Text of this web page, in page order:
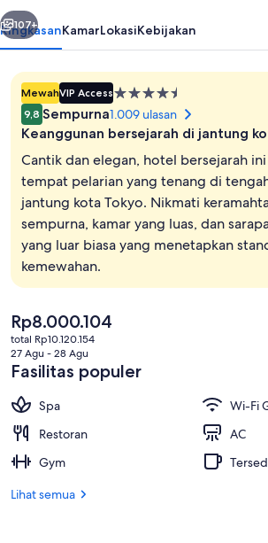
Spa
Berikutnya
107+
RingkasanKamarLokasiKebijakan
MewahVIP AccessProperti
bintang
4.5
9,8 Sempurna1.009 ulasan
Keanggunan bersejarah di jantung
Cantik dan elegan, hotel bersejarah
tempat pelarian yang tenang di
jantung kota Tokyo. Nikmati
sempurna, kamar yang luas, dan
yang luar biasa yang menetapkan
kemewahan.
Harga
saat
ini
Rp8.000.104
Rp8.000.104
total Rp10.120.154
27 Agu - 28 Agu
Fasilitas populer
Spa
Wi-Fi
Restoran
AC
Gym
Lihat semua